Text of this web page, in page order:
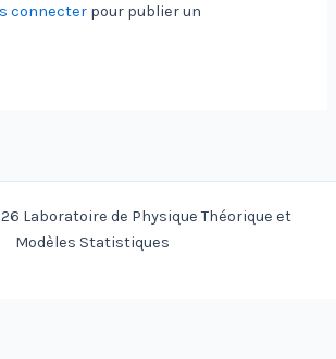
connecter pour publier un
Laboratoire de Physique Théorique et
Modèles Statistiques